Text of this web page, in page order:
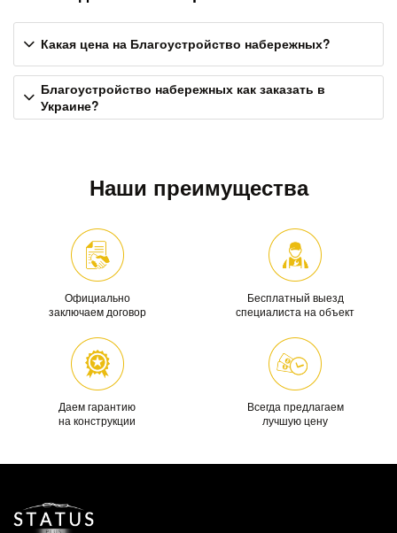
Какая цена на Благоустройство набережных?
Благоустройство набережных как заказать в
Украине?
Наши преимущества
Официально
заключаем договор
Бесплатный выезд
специалиста на объект
Даем гарантию
на конструкции
Всегда предлагаем
лучшую цену